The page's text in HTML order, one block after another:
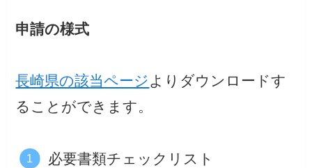
申請の様式
長崎県の該当ページ よりダウンロードす
ることができます。
必要書類チェックリスト